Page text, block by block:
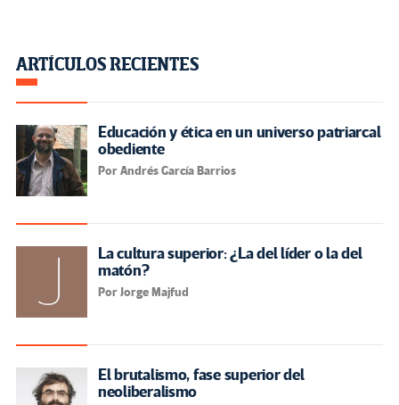
ARTÍCULOS RECIENTES
Educación y ética en un universo patriarcal
obediente
Por Andrés García Barrios
La cultura superior: ¿La del líder o la del
matón?
Por Jorge Majfud
El brutalismo, fase superior del
neoliberalismo